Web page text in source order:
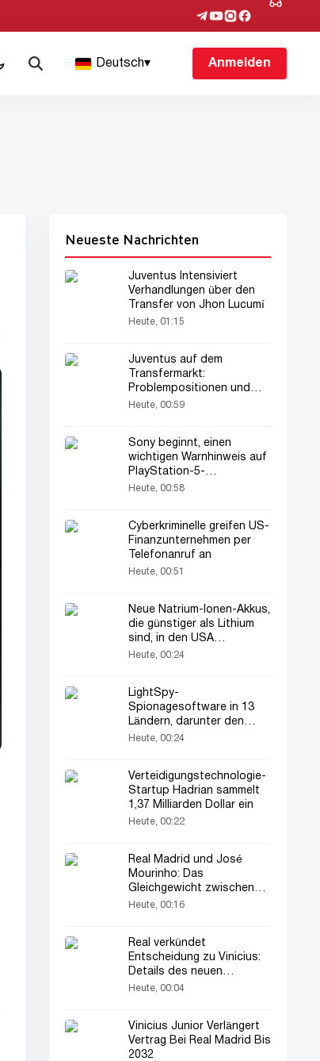
Deutsch▾ Anmelden
Neueste Nachrichten
Juventus Intensiviert
Verhandlungen über den
Transfer von Jhon Lucumí
Heute, 01:15
Juventus auf dem
Transfermarkt:
Problempositionen und
Kaderanalyse
Heute, 00:59
Sony beginnt, einen
wichtigen Warnhinweis auf
PlayStation-5-
Verpackungen zu drucken
Heute, 00:58
Cyberkriminelle greifen US-
Finanzunternehmen per
Telefonanruf an
Heute, 00:51
Neue Natrium-Ionen-Akkus,
die günstiger als Lithium
sind, in den USA
vorgestellt
Heute, 00:24
LightSpy-
Spionagesoftware in 13
Ländern, darunter den
USA, entdeckt
Heute, 00:24
Verteidigungstechnologie-
Startup Hadrian sammelt
1,37 Milliarden Dollar ein
Heute, 00:22
Real Madrid und José
Mourinho: Das
Gleichgewicht zwischen
Stars und Defensive
Heute, 00:16
Real verkündet
Entscheidung zu Vinicius:
Details des neuen
Vertrags...
Heute, 00:04
Vinicius Junior Verlängert
Vertrag Bei Real Madrid Bis
2032